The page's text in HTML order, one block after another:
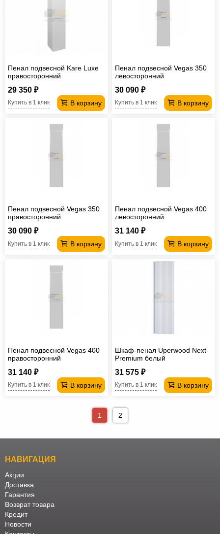
Пенал подвесной Kare Luxe
правосторонний
29 350 ₽
В корзину
Купить в 1 клик
Пенал подвесной Vegas 350
левосторонний
30 090 ₽
В корзину
Купить в 1 клик
Пенал подвесной Vegas 350
правосторонний
30 090 ₽
В корзину
Купить в 1 клик
Пенал подвесной Vegas 400
левосторонний
31 140 ₽
В корзину
Купить в 1 клик
Пенал подвесной Vegas 400
правосторонний
31 140 ₽
В корзину
Купить в 1 клик
Шкаф-пенал Uperwood Next
Premium белый
31 575 ₽
В корзину
Купить в 1 клик
1 2
НАВИГАЦИЯ
Акции
Доставка
Гарантия
Возврат товара
Кредит
Новости